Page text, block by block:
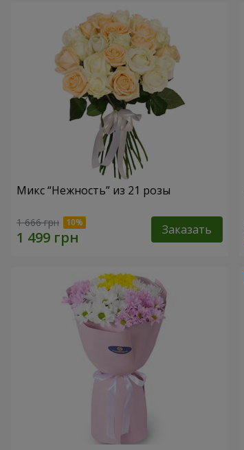
Микс “Нежность” из 21 розы
1 666 грн Заказать